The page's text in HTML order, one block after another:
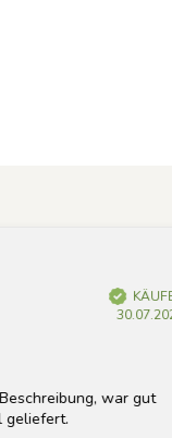
KÄUFER
30.07.2026
war gut